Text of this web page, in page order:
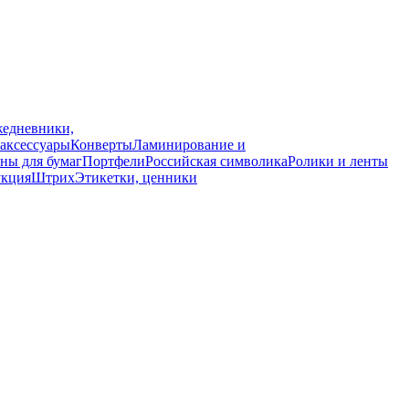
КонвертыЛаминирование и
для бумагПортфелиРоссийская символикаРолики и ленты
ШтрихЭтикетки, ценники